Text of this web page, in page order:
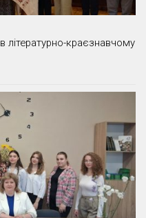
краєзнавчому